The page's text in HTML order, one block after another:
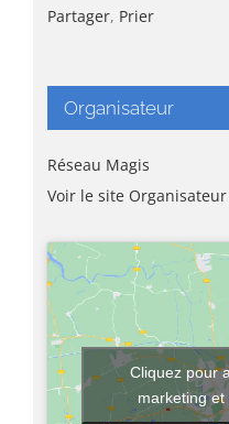
Partager, Prier
Organisateur
Réseau Magis
Voir le site Organisateur
Cliquez pour
marketing